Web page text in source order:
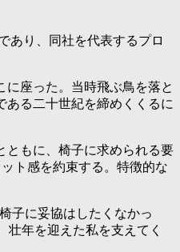
あり、同社を代表するプロ
座った。当時飛ぶ鳥を落と
ある二十世紀を締めくくるに
ともに、椅子に求められる要
ト感を約束する。特徴的な
子に妥協はしたくなかっ
年を迎えた私を支えてく